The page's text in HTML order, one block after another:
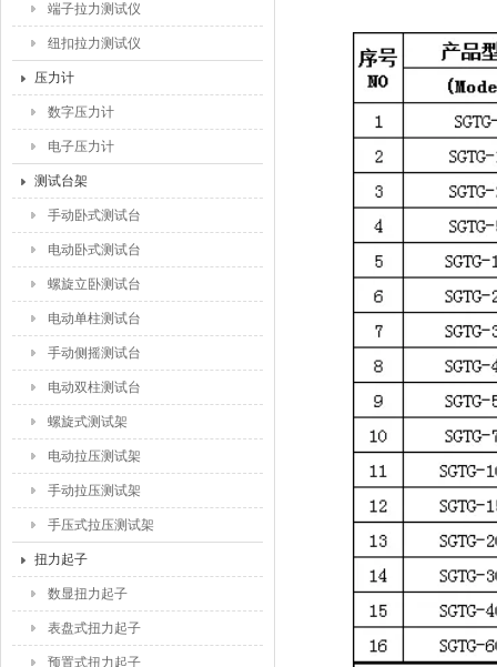
端子拉力测试仪
纽扣拉力测试仪
压力计
数字压力计
电子压力计
测试台架
手动卧式测试台
电动卧式测试台
螺旋立卧测试台
电动单柱测试台
手动侧摇测试台
电动双柱测试台
螺旋式测试架
电动拉压测试架
手动拉压测试架
手压式拉压测试架
扭力起子
数显扭力起子
表盘式扭力起子
预置式扭力起子